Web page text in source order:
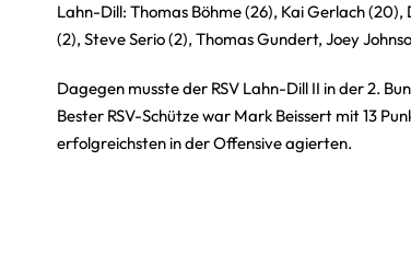
Lahn-Dill: Thomas Böhme (26), Kai Gerlach (20),
(2),Steve Serio (2),Thomas Gundert,Joey
Dagegen musste der RSV Lahn-Dill II in der 2.
Bester RSV-Schütze war Mark Beissert mit 13
erfolgreichsten in der Offensive agierten.